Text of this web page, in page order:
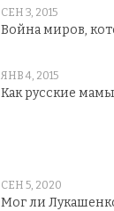
СЕН 3, 2015
Война миров,
ЯНВ 4, 2015
Как русские
СЕН 5, 2020
Мог ли